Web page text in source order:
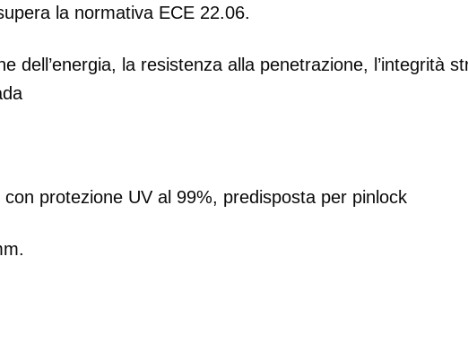
la normativa ECE 22.06.
dell’energia, la resistenza alla penetrazione, l’integrità
protezione UV al 99%, predisposta per pinlock